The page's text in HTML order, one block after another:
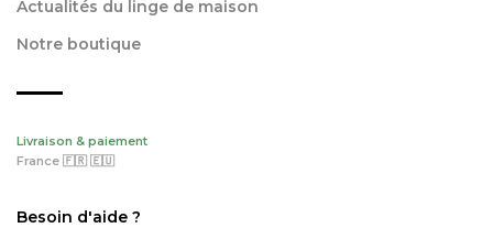
Actualités du linge de maison
Notre boutique
Livraison & paiement
France 🇫🇷 🇪🇺
Besoin d'aide ?